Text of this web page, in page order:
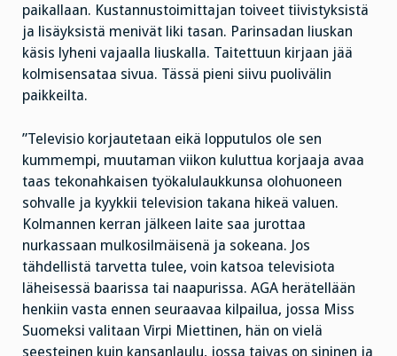
paikallaan. Kustannustoimittajan toiveet tiivistyksistä
ja lisäyksistä menivät liki tasan. Parinsadan liuskan
käsis lyheni vajaalla liuskalla. Taitettuun kirjaan jää
kolmisensataa sivua. Tässä pieni siivu puolivälin
paikkeilta.
”Televisio korjautetaan eikä lopputulos ole sen
kummempi, muutaman viikon kuluttua korjaaja avaa
taas tekonahkaisen työkalulaukkunsa olohuoneen
sohvalle ja kyykkii television takana hikeä valuen.
Kolmannen kerran jälkeen laite saa jurottaa
nurkassaan mulkosilmäisenä ja sokeana. Jos
tähdellistä tarvetta tulee, voin katsoa televisiota
läheisessä baarissa tai naapurissa. AGA herätellään
henkiin vasta ennen seuraavaa kilpailua, jossa Miss
Suomeksi valitaan Virpi Miettinen, hän on vielä
seesteinen kuin kansanlaulu, jossa taivas on sininen ja